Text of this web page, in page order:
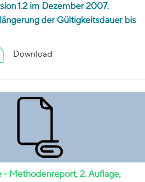
1.2 im Dezember 2007.
der Gültigkeitsdauer bis
Download
- Methodenreport, 2. Auflage,